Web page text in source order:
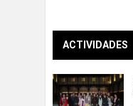
ACTIVIDADES